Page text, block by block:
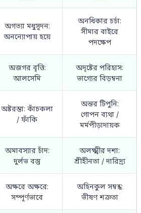
অগত্যা মধুসূদন:
অনন্যোপায় হয়ে
অনধিকার চর্চা:
সীমার বাইরে
পদক্ষেপ
অজগর বৃত্তি:
আলসেমি
অদৃষ্টের পরিহাস:
ভাগ্যের বিড়ম্বনা
অষ্টরম্ভা: কাঁচকলা
/ ফাঁকি
অন্তর টিপুনি:
গোপন ব্যথা /
মর্মপীড়াদায়ক
অমাবস্যার চাঁদ:
দুর্লভ বস্তু
অলক্ষ্মীর দশা:
শ্রীহীনতা / দারিদ্র্য
অক্ষরে অক্ষরে:
সম্পূর্ণভাবে
অহিনকুল সম্বন্ধ:
ভীষণ শত্রুতা